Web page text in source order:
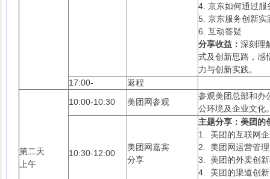
4. 京东如何通过服
5. 京东服务创新实
6. 互动答疑
分享收益： 深刻理
式及创新思路，感
力与创新实践。
17:00-
返程
第二天
上午
10:00-10:30 美团网参观
参观美团总部和办
公环境及企业文化
10:30-12:00
美团网嘉宾
分享
主题分享：美团的
1. 美团的互联网
2. 美团网运营管理
3. 美团的外卖创
4. 美团的渠道创